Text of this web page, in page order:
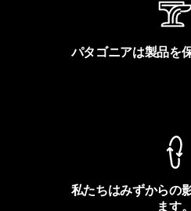
パタゴニアは製品を
私たちはみずからの
ます。